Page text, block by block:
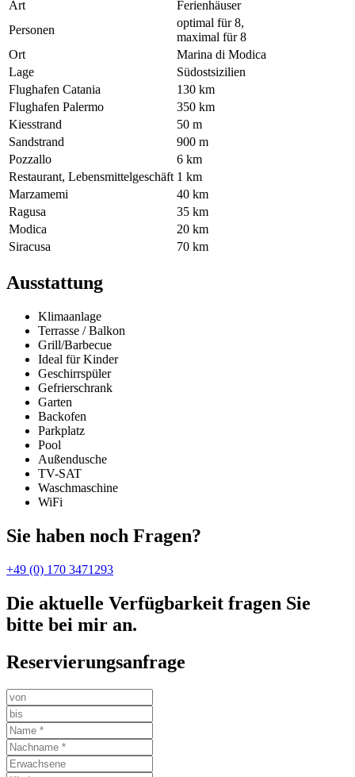
Art
Ferienhäuser
Personen
optimal für 8,
maximal für 8
Ort
Marina di Modica
Lage
Südostsizilien
Flughafen Catania
130 km
Flughafen Palermo
350 km
Kiesstrand
50 m
Sandstrand
900 m
Pozzallo
6 km
Restaurant, Lebensmittelgeschäft 1 km
Marzamemi
40 km
Ragusa
35 km
Modica
20 km
Siracusa
70 km
Ausstattung
Klimaanlage
Terrasse / Balkon
Grill/Barbecue
Ideal für Kinder
Geschirrspüler
Gefrierschrank
Garten
Backofen
Parkplatz
Pool
Außendusche
TV-SAT
Waschmaschine
WiFi
Sie haben noch Fragen?
+49 (0) 170 3471293
Die aktuelle Verfügbarkeit fragen Sie
bitte bei mir an.
Reservierungsanfrage